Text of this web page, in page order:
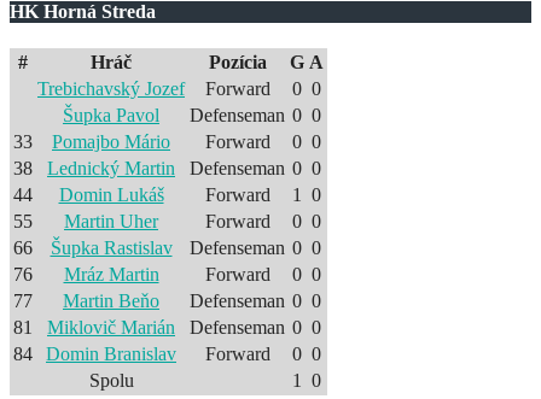
HK Horná Streda
# Hráč Pozícia G A
Trebichavský Jozef
Forward 0 0
Šupka Pavol
Defenseman 0 0
33
Pomajbo Mário Forward 0 0
38
Lednický Martin Defenseman 0 0
44
Domin Lukáš Forward 1 0
55
Martin Uher Forward 0 0
66
Šupka Rastislav Defenseman 0 0
76
Mráz Martin Forward 0 0
77
Martin Beňo Defenseman 0 0
81
Miklovič Marián Defenseman 0 0
84
Domin Branislav Forward 0 0
Spolu
1 0